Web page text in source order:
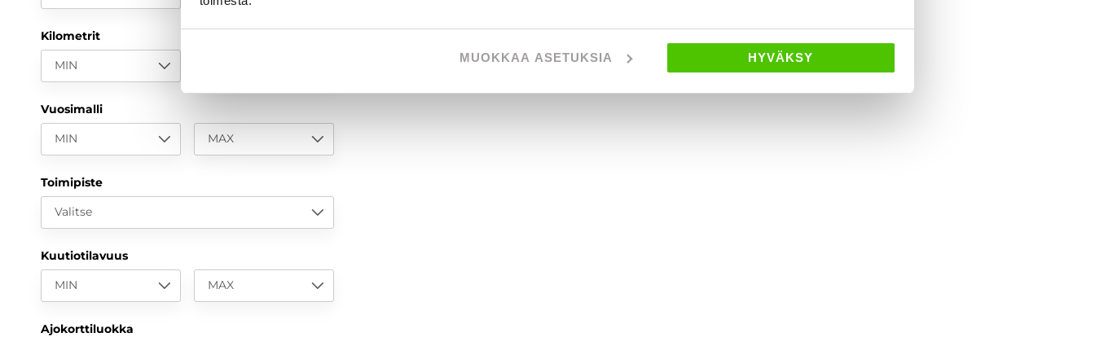
MUOKKAA ASETUKSIA HYVÄKSY
Kilometrit
MIN
Vuosimalli
MIN MAX
Toimipiste
Valitse
Kuutiotilavuus
MIN MAX
Ajokorttiluokka